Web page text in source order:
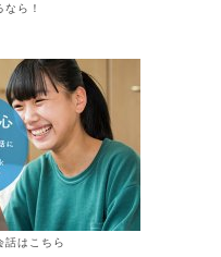
ら！
話はこちら